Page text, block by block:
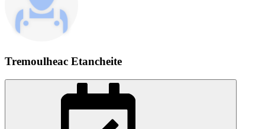
Tremoulheac Etancheite